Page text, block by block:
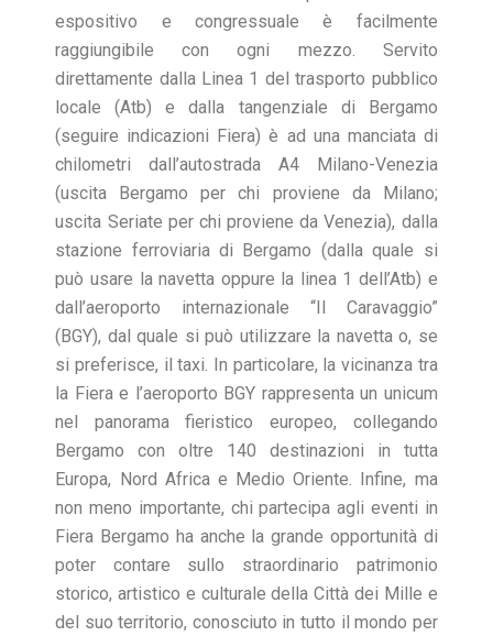
espositivo e congressuale è facilmente
raggiungibile con ogni mezzo. Servito
direttamente dalla Linea 1 del trasporto pubblico
locale (Atb) e dalla tangenziale di Bergamo
(seguire indicazioni Fiera) è ad una manciata di
chilometri dall’autostrada A4 Milano-Venezia
(uscita Bergamo per chi proviene da Milano;
uscita Seriate per chi proviene da Venezia), dalla
stazione ferroviaria di Bergamo (dalla quale si
può usare la navetta oppure la linea 1 dell’Atb) e
dall’aeroporto internazionale “Il Caravaggio”
(BGY), dal quale si può utilizzare la navetta o, se
si preferisce, il taxi. In particolare, la vicinanza tra
la Fiera e l’aeroporto BGY rappresenta un unicum
nel panorama fieristico europeo, collegando
Bergamo con oltre 140 destinazioni in tutta
Europa, Nord Africa e Medio Oriente. Infine, ma
non meno importante, chi partecipa agli eventi in
Fiera Bergamo ha anche la grande opportunità di
poter contare sullo straordinario patrimonio
storico, artistico e culturale della Città dei Mille e
del suo territorio, conosciuto in tutto il mondo per